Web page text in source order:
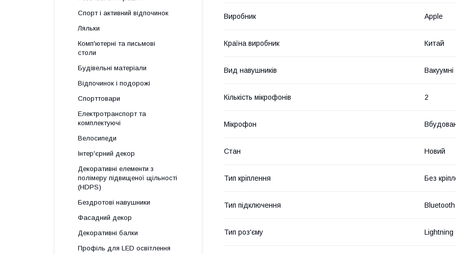
Виробник Apple
Країна виробник Китай
Вид навушників Вакуумні
Кількість мікрофонів 2
Мікрофон
Стан Новий
Тип кріплення Без
Тип підключення Bluetooth
Тип роз'єму Lightning
Спорт і активний відпочинок
Ляльки
Комп'ютерні та письмові
столи
Будівельні матеріали
Відпочинок і подорожі
Спорттовари
Електротранспорт та
комплектуючі
Велосипеди
Інтер'єрний декор
Декоративні елементи з
полімеру підвищеної щільності
(HDPS)
Бездротові навушники
Фасадний декор
Декоративні балки
Профіль для LED освітлення